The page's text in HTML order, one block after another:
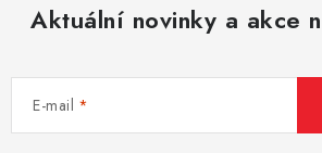
Aktuální novinky a akce
E-mail